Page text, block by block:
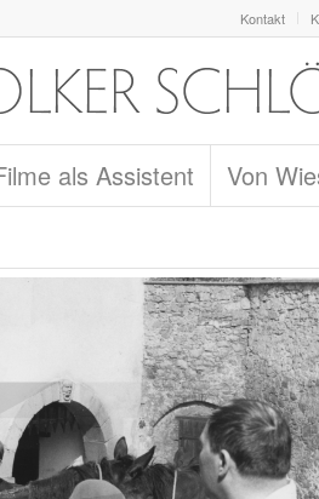
Kontakt
als Assistent Von